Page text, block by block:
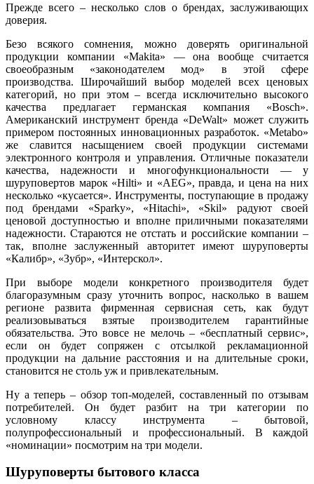
Прежде всего – несколько слов о брендах, заслуживающих
доверия.
Безо всякого сомнения, можно доверять оригинальной
продукции компании «Makita» — она вообще считается
своеобразным «законодателем мод» в этой сфере
производства. Широчайший выбор моделей всех ценовых
категорий, но при этом – всегда исключительно высокого
качества предлагает германская компания «Bosch».
Американский инструмент бренда «DeWalt» может служить
примером постоянных инновационных разработок. «Metabo»
же славится насыщением своей продукции системами
электронного контроля и управления. Отличные показатели
качества, надежности и многофункциональности — у
шуруповертов марок «Hilti» и «AEG», правда, и цена на них
несколько «кусается». Инструменты, поступающие в продажу
под брендами «Sparky», «Hitachi», «Skil» радуют своей
ценовой доступностью и вполне приличными показателями
надежности. Стараются не отстать и российские компании –
так, вполне заслуженный авторитет имеют шуруповерты
«Калибр», «Зубр», «Интерскол».
При выборе модели конкретного производителя будет
благоразумным сразу уточнить вопрос, насколько в вашем
регионе развита фирменная сервисная сеть, как будут
реализовываться взятые производителем гарантийные
обязательства. Это вовсе не мелочь – «бесплатный сервис»,
если он будет сопряжен с отсылкой рекламационной
продукции на дальние расстояния и на длительные сроки,
становится не столь уж и привлекательным.
Ну а теперь – обзор топ-моделей, составленный по отзывам
потребителей. Он будет разбит на три категории по
условному классу инструмента – бытовой,
полупрофессиональный и профессиональный. В каждой
«номинации» посмотрим на три модели.
Шуруповерты бытового класса